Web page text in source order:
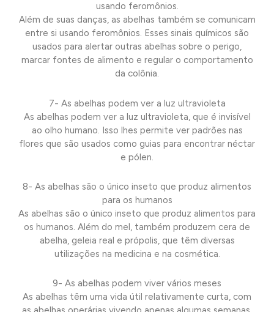
usando feromônios.
Além de suas danças, as abelhas também se comunicam
entre si usando feromônios. Esses sinais químicos são
usados para alertar outras abelhas sobre o perigo,
marcar fontes de alimento e regular o comportamento
da colônia.
7- As abelhas podem ver a luz ultravioleta
As abelhas podem ver a luz ultravioleta, que é invisível
ao olho humano. Isso lhes permite ver padrões nas
flores que são usados como guias para encontrar néctar
e pólen.
8- As abelhas são o único inseto que produz alimentos
para os humanos
As abelhas são o único inseto que produz alimentos para
os humanos. Além do mel, também produzem cera de
abelha, geleia real e própolis, que têm diversas
utilizações na medicina e na cosmética.
9- As abelhas podem viver vários meses
As abelhas têm uma vida útil relativamente curta, com